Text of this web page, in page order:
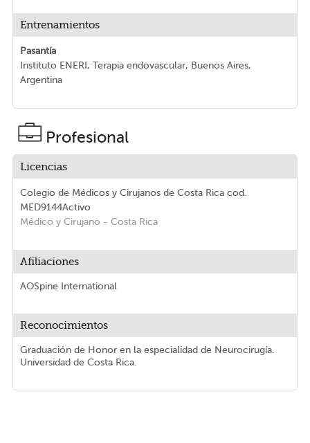
Entrenamientos
Pasantía
Instituto ENERI, Terapia endovascular, Buenos Aires,
Argentina
Profesional
Licencias
Colegio de Médicos y Cirujanos de Costa Rica cod.
MED9144Activo
Médico y Cirujano - Costa Rica
Afiliaciones
AOSpine International
Reconocimientos
Graduación de Honor en la especialidad de Neurocirugía.
Universidad de Costa Rica.